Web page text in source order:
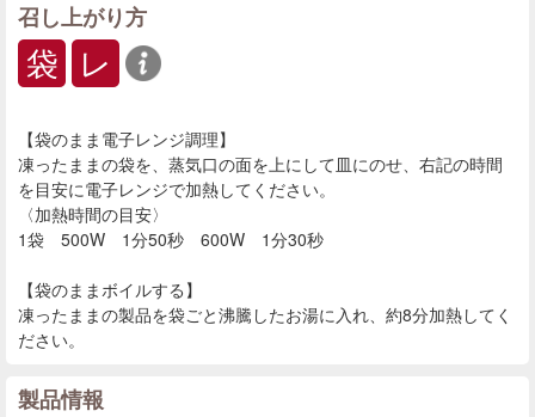
召し上がり方
袋 レ
【袋のまま電子レンジ調理】
凍ったままの袋を、蒸気口の面を上にして皿にのせ、右記の時間
を目安に電子レンジで加熱してください。
〈加熱時間の目安〉
1袋 500W 1分50秒 600W 1分30秒
【袋のままボイルする】
凍ったままの製品を袋ごと沸騰したお湯に入れ、約8分加熱してく
ださい。
製品情報